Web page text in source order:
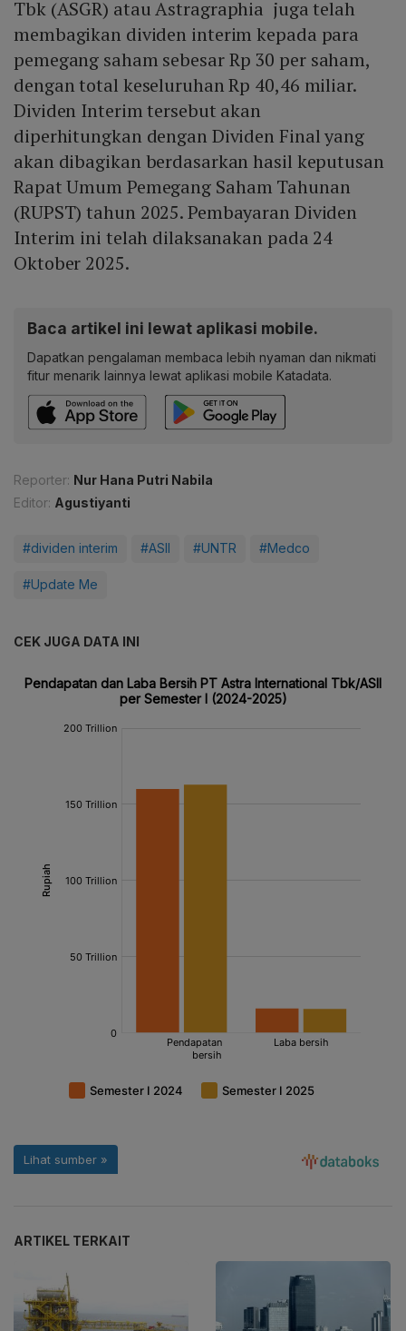
Tbk (ASGR) atau Astragraphia juga telah
membagikan dividen interim kepada para
pemegang saham sebesar Rp 30 per saham,
dengan total keseluruhan Rp 40,46 miliar.
Dividen Interim tersebut akan
diperhitungkan dengan Dividen Final yang
akan dibagikan berdasarkan hasil keputusan
Rapat Umum Pemegang Saham Tahunan
(RUPST) tahun 2025. Pembayaran Dividen
Interim ini telah dilaksanakan pada 24
Oktober 2025.
Baca artikel ini lewat aplikasi mobile.
Dapatkan pengalaman membaca lebih nyaman dan nikmati
fitur menarik lainnya lewat aplikasi mobile Katadata.
Reporter: Nur Hana Putri Nabila
Editor: Agustiyanti
#dividen interim #ASII #UNTR #Medco
#Update Me
CEK JUGA DATA INI
ARTIKEL TERKAIT